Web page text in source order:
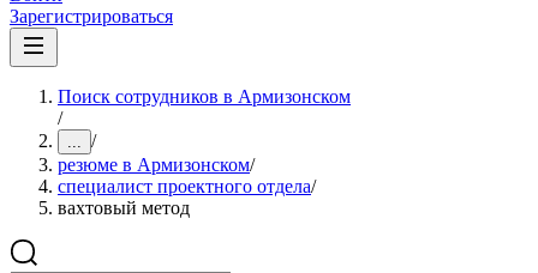
Зарегистрироваться
Поиск сотрудников в Армизонском
/
... /
резюме в Армизонском/
специалист проектного отдела/
вахтовый метод